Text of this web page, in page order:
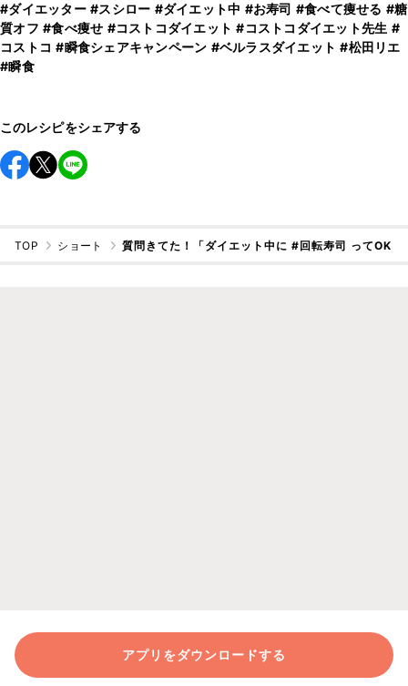
#ダイエッター #スシロー #ダイエット中 #お寿司 #食べて痩せる #糖
質オフ #食べ痩せ #コストコダイエット #コストコダイエット先生 #
コストコ #瞬食シェアキャンペーン #ベルラスダイエット #松田リエ
#瞬食
このレシピをシェアする
TOP ショート 質問きてた！「ダイエット中に #回転寿司 ってOK
アプリをダウンロードする